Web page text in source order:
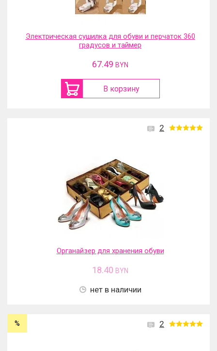
Электрическая сушилка для обуви и перчаток 360
градусов и таймер
67.49 BYN
В корзину
2
Органайзер для хранения обуви
18.40 BYN
нет в наличии
2
%